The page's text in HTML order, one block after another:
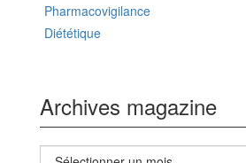
Pharmacovigilance
Diététique
Archives magazine
Archives